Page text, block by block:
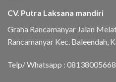
CV. Putra Laksana mandiri
Graha Rancamanyar Jalan
Rancamanyar Kec. Baleendah,
Telp/ Whatsapp :